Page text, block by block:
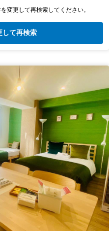
変更して再検索してください。
して再検索